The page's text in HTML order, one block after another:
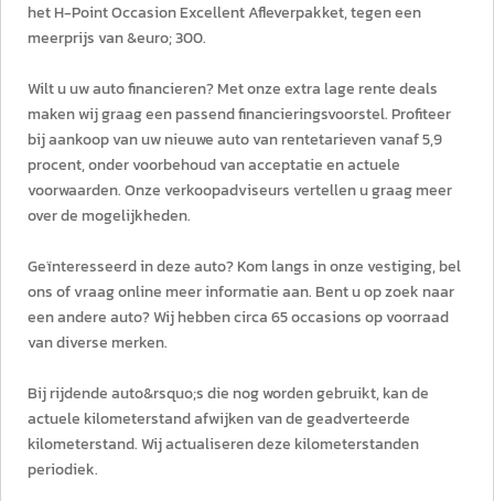
het H-Point Occasion Excellent Afleverpakket, tegen een
meerprijs van &euro; 300.
Wilt u uw auto financieren? Met onze extra lage rente deals
maken wij graag een passend financieringsvoorstel. Profiteer
bij aankoop van uw nieuwe auto van rentetarieven vanaf 5,9
procent, onder voorbehoud van acceptatie en actuele
voorwaarden. Onze verkoopadviseurs vertellen u graag meer
over de mogelijkheden.
Geïnteresseerd in deze auto? Kom langs in onze vestiging, bel
ons of vraag online meer informatie aan. Bent u op zoek naar
een andere auto? Wij hebben circa 65 occasions op voorraad
van diverse merken.
Bij rijdende auto&rsquo;s die nog worden gebruikt, kan de
actuele kilometerstand afwijken van de geadverteerde
kilometerstand. Wij actualiseren deze kilometerstanden
periodiek.